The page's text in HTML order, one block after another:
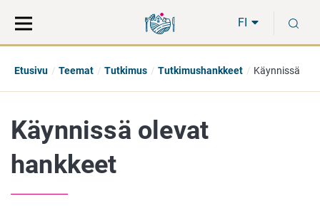
suoraan
sisältöön
koko
sivuston
FI
Etusivu Teemat Tutkimus Tutkimushankkeet Käynnissä
Käynnissä olevat
hankkeet